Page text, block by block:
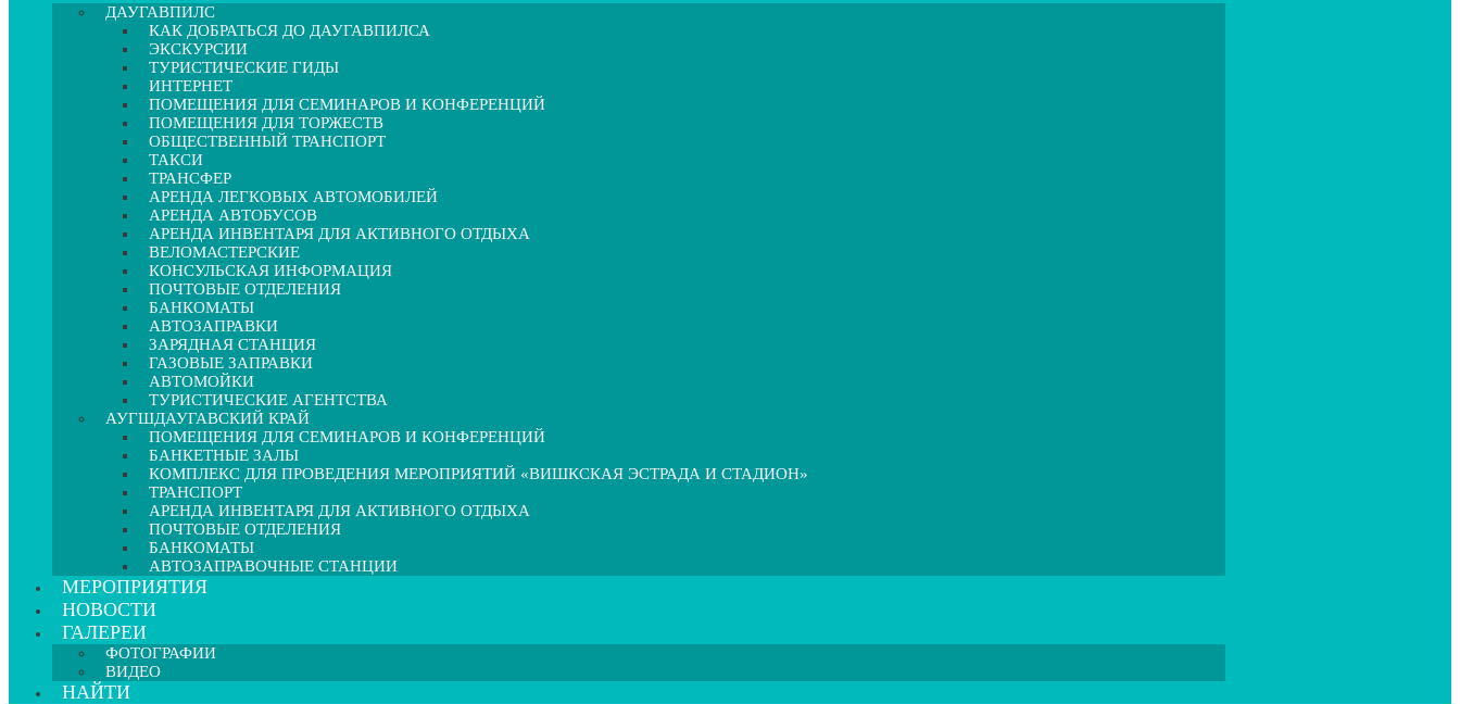
ДАУГАВПИЛС
КАК ДОБРАТЬСЯ ДО ДАУГАВПИЛСА
ЭКСКУРСИИ
ТУРИСТИЧЕСКИЕ ГИДЫ
ИНТЕРНЕТ
ПОМЕЩЕНИЯ ДЛЯ СЕМИНАРОВ И КОНФЕРЕНЦИЙ
ПОМЕЩЕНИЯ ДЛЯ ТОРЖЕСТВ
ОБЩЕСТВЕННЫЙ ТРАНСПОРТ
ТАКСИ
ТРАНСФЕР
АРЕНДА ЛЕГКОВЫХ АВТОМОБИЛЕЙ
АРЕНДА АВТОБУСОВ
АРЕНДА ИНВЕНТАРЯ ДЛЯ АКТИВНОГО ОТДЫХА
ВЕЛОМАСТЕРСКИЕ
КОНСУЛЬСКАЯ ИНФОРМАЦИЯ
ПОЧТОВЫЕ ОТДЕЛЕНИЯ
БАНКОМАТЫ
АВТОЗАПРАВКИ
ЗАРЯДНАЯ СТАНЦИЯ
ГАЗОВЫЕ ЗАПРАВКИ
АВТОМОЙКИ
ТУРИСТИЧЕСКИЕ АГЕНТСТВА
АУГШДАУГАВСКИЙ КРАЙ
ПОМЕЩЕНИЯ ДЛЯ СЕМИНАРОВ И КОНФЕРЕНЦИЙ
БАНКЕТНЫЕ ЗАЛЫ
КОМПЛЕКС ДЛЯ ПРОВЕДЕНИЯ МЕРОПРИЯТИЙ «ВИШКСКАЯ ЭСТРАДА И СТАДИОН»
ТРАНСПОРТ
АРЕНДА ИНВЕНТАРЯ ДЛЯ АКТИВНОГО ОТДЫХА
ПОЧТОВЫЕ ОТДЕЛЕНИЯ
БАНКОМАТЫ
АВТОЗАПРАВОЧНЫЕ СТАНЦИИ
МЕРОПРИЯТИЯ
НОВОСТИ
ГАЛЕРЕИ
ФОТОГРАФИИ
ВИДЕО
НАЙТИ